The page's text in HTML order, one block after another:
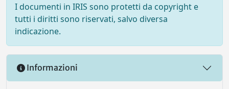
I documenti in IRIS sono protetti da copyright e
tutti i diritti sono riservati, salvo diversa
indicazione.
Informazioni